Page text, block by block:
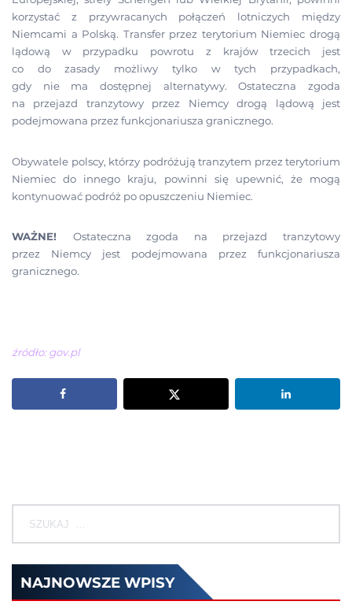
korzystać z przywracanych połączeń lotniczych między
Niemcami a Polską. Transfer przez terytorium Niemiec drogą
lądową w przypadku powrotu z krajów trzecich jest
co do zasady możliwy tylko w tych przypadkach,
gdy nie ma dostępnej alternatywy. Ostateczna zgoda
na przejazd tranzytowy przez Niemcy drogą lądową jest
podejmowana przez funkcjonariusza granicznego.
Obywatele polscy, którzy podróżują tranzytem przez terytorium
Niemiec do innego kraju, powinni się upewnić, że mogą
kontynuować podróż po opuszczeniu Niemiec.
WAŻNE! Ostateczna zgoda na przejazd tranzytowy
przez Niemcy jest podejmowana przez funkcjonariusza
granicznego.
źródło: gov.pl
NAJNOWSZE WPISY